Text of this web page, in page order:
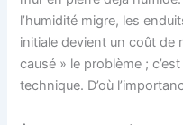
l’humidité migre, les
initiale devient un coût de
causé » le problème ;
technique. D’où